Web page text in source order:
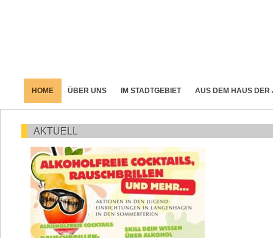
HOME ÜBER UNS IM STADTGEBIET AUS DEM HAUS DER
AKTUELL